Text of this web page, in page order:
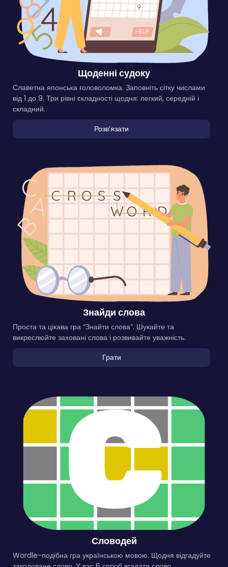
Щоденні судоку
Славетна японська головоломка. Заповніть сітку числами
від 1 до 9. Три рівні складності щодня: легкий, середній і
складний.
Розвʼязати
Знайди слова
Проста та цікава гра “Знайти слова”. Шукайте та
викреслюйте заховані слова і розвивайте уважність.
Грати
Словодей
Wordle-подібна гра українською мовою. Щодня відгадуйте